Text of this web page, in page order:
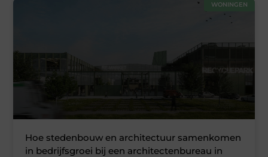
WONINGEN
Hoe stedenbouw en architectuur samenkomen
in bedrijfsgroei bij een architectenbureau in